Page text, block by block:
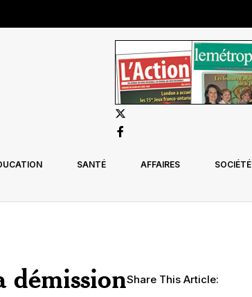
SANTÉ AFFAIRES SOCIÉTÉ
démissionShare This Article: